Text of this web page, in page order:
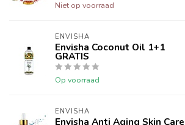
Niet op voorraad
ENVISHA
Envisha Coconut Oil 1+1
GRATIS
Op voorraad
ENVISHA
Envisha Anti Aging Skin Care